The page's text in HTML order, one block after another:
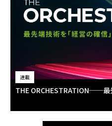
連載
THE ORCHESTRATION──